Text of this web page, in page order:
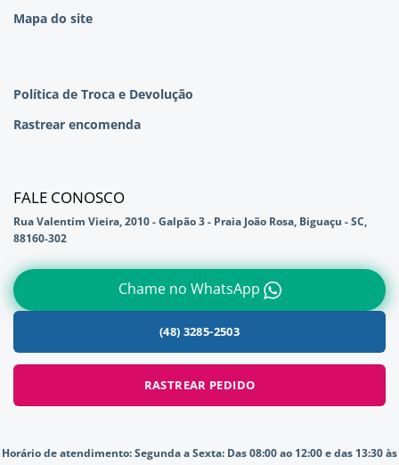
Mapa do site
Política de Troca e Devolução
Rastrear encomenda
FALE CONOSCO
Rua Valentim Vieira, 2010 - Galpão 3 - Praia João Rosa, Biguaçu - SC,
88160-302
Chame no WhatsApp
(48) 3285-2503
RASTREAR PEDIDO
Horário de atendimento:Segunda a Sexta: Das 08:00 ao 12:00 e das 13:30 às